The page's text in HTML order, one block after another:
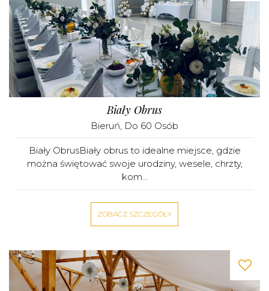
Biały Obrus
Bieruń, Do 60 Osób
Biały ObrusBiały obrus to idealne miejsce, gdzie
można świętować swoje urodziny, wesele, chrzty,
kom...
ZOBACZ SZCZEGÓŁY